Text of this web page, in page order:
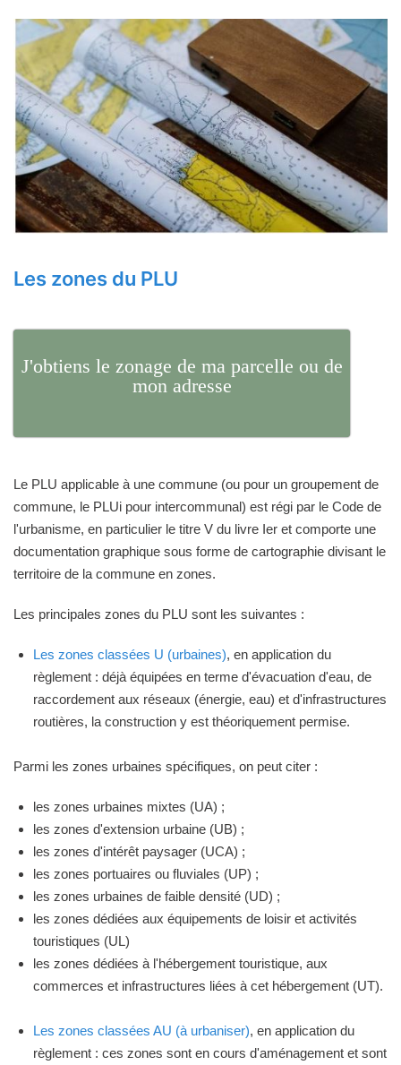
Les zones du PLU
J'obtiens le zonage de ma parcelle ou de
mon adresse
Le PLU applicable à une commune (ou pour un groupement de
commune, le PLUi pour intercommunal) est régi par le Code de
l'urbanisme, en particulier le titre V du livre Ier et comporte une
documentation graphique sous forme de cartographie divisant le
territoire de la commune en zones.
Les principales zones du PLU sont les suivantes :
Les zones classées U (urbaines), en application du
règlement : déjà équipées en terme d'évacuation d'eau, de
raccordement aux réseaux (énergie, eau) et d'infrastructures
routières, la construction y est théoriquement permise.
Parmi les zones urbaines spécifiques, on peut citer :
les zones urbaines mixtes (UA) ;
les zones d'extension urbaine (UB) ;
les zones d'intérêt paysager (UCA) ;
les zones portuaires ou fluviales (UP) ;
les zones urbaines de faible densité (UD) ;
les zones dédiées aux équipements de loisir et activités
touristiques (UL)
les zones dédiées à l'hébergement touristique, aux
commerces et infrastructures liées à cet hébergement (UT).
Les zones classées AU (à urbaniser), en application du
règlement : ces zones sont en cours d'aménagement et sont